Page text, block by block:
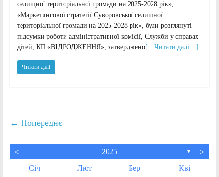
селищної територіальної громади на 2025-2028 рік»,
«Маркетингової стратегії Суворовської селищної
територіальної громади на 2025-2028 рік», були розглянуті
підсумки роботи адміністративної комісії, Служби у справах
дітей, КП «ВІДРОДЖЕННЯ», затверджено[…Читати далі…]
Читати далі
← Попереднє
< 2025 ▼ >
Січ
Лют
Бер
Кві